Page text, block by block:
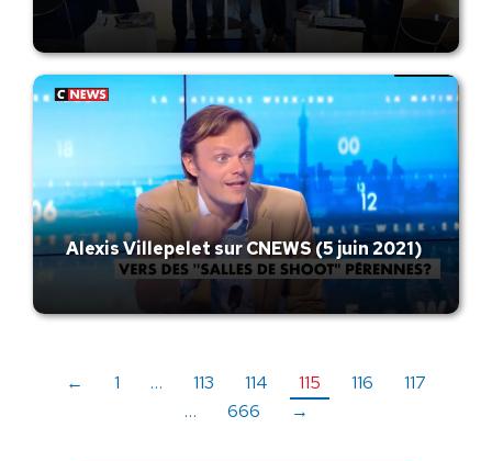
Alexis Villepelet sur CNEWS (5 juin 2021)
← 1 … 113 114 115 116
117
…
666 →